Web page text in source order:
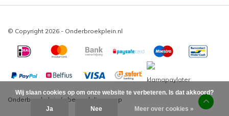
© Copyright 2026 - Onderbroekplein.nl
Onderbroekplein / beoordelingen op
Wij slaan cookies op om onze website te verbeteren. Is dat akkoord?
Ja Nee Meer over cookies »